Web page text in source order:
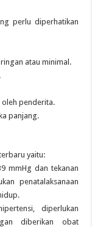
perlu diperhatikan
atau minimal.
oleh penderita.
panjang.
yaitu:
mmHg dan tekanan
penatalaksanaan
diperlukan
diberikan obat